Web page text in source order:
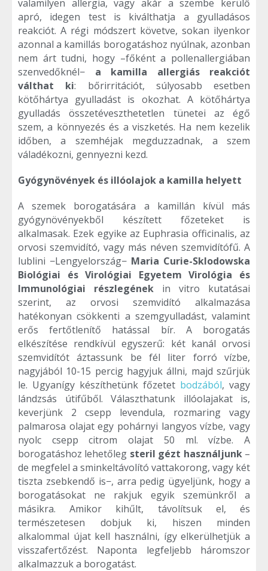
valamilyen allergia, vagy akár a szembe kerülő
apró, idegen test is kiválthatja a gyulladásos
reakciót. A régi módszert követve, sokan ilyenkor
azonnal a kamillás borogatáshoz nyúlnak, azonban
nem árt tudni, hogy –főként a pollenallergiában
szenvedőknél− a kamilla allergiás reakciót
válthat ki: bőrirritációt, súlyosabb esetben
kötőhártya gyulladást is okozhat. A kötőhártya
gyulladás összetéveszthetetlen tünetei az égő
szem, a könnyezés és a viszketés. Ha nem kezelik
időben, a szemhéjak megduzzadnak, a szem
váladékozni, gennyezni kezd.
Gyógynövények és illóolajok a kamilla helyett
A szemek borogatására a kamillán kívül más
gyógynövényekből készített főzeteket is
alkalmasak. Ezek egyike az Euphrasia officinalis, az
orvosi szemvidító, vagy más néven szemvidítófű. A
lublini −Lengyelország− Maria Curie-Sklodowska
Biológiai és Virológiai Egyetem Virológia és
Immunológiai részlegének in vitro kutatásai
szerint, az orvosi szemvidító alkalmazása
hatékonyan csökkenti a szemgyulladást, valamint
erős fertőtlenítő hatással bír. A borogatás
elkészítése rendkívül egyszerű: két kanál orvosi
szemvidítót áztassunk be fél liter forró vízbe,
nagyjából 10-15 percig hagyjuk állni, majd szűrjük
le. Ugyanígy készíthetünk főzetet bodzából, vagy
lándzsás útifűből. Választhatunk illóolajakat is,
keverjünk 2 csepp levendula, rozmaring vagy
palmarosa olajat egy pohárnyi langyos vízbe, vagy
nyolc csepp citrom olajat 50 ml. vízbe. A
borogatáshoz lehetőleg steril gézt használjunk–
de megfelel a sminkeltávolító vattakorong, vagy két
tiszta zsebkendő is−, arra pedig ügyeljünk, hogy a
borogatásokat ne rakjuk egyik szemünkről a
másikra. Amikor kihűlt, távolítsuk el, és
természetesen dobjuk ki, hiszen minden
alkalommal újat kell használni, így elkerülhetjük a
visszafertőzést. Naponta legfeljebb háromszor
alkalmazzuk a borogatást.